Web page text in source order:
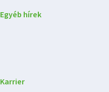
Egyéb hírek
Karrier